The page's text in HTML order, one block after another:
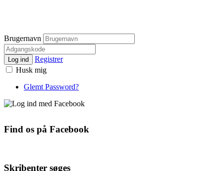
Brugernavn
Log ind
Registrer
Husk mig
Glemt Password?
Find os på Facebook
Skribenter søges